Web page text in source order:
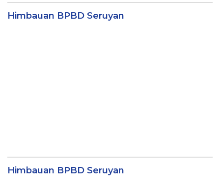
Himbauan BPBD Seruyan
Himbauan BPBD Seruyan